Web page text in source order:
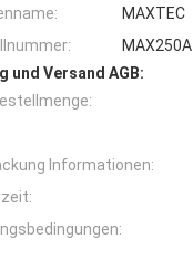
MAXTEC
MAX250A
und Versand AGB:
Informationen: